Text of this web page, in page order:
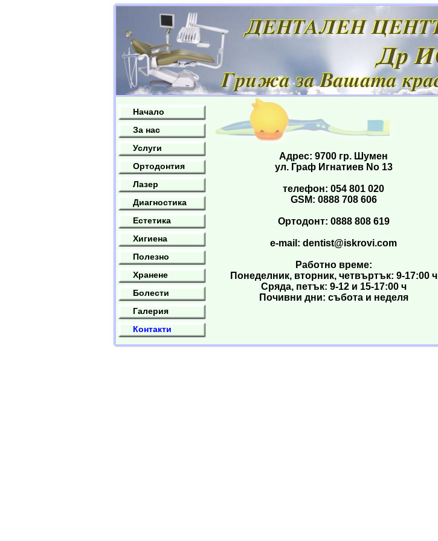
Начало
За нас
Услуги
Ортодонтия
Лазер
Диагностика
Естетика
Хигиена
Полезно
Хранене
Болести
Галерия
Контакти
Адрес: 9700 гр. Шумен
ул. Граф Игнатиев No 13
телефон: 054 801 020
GSM: 0888 708 606
Ортодонт: 0888 808 619
e-mail: dentist@iskrovi.com
Работно време:
Понеделник, вторник, четвъртък: 9-17:00 ч
Сряда, петък: 9-12 и 15-17:00 ч
Почивни дни: събота и неделя